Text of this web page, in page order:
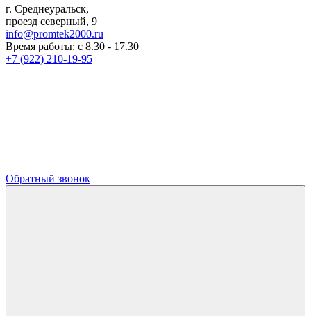
г. Среднеуральск,
проезд северный, 9
info@promtek2000.ru
Время работы: с 8.30 - 17.30
+7 (922) 210-19-95
Обратный звонок